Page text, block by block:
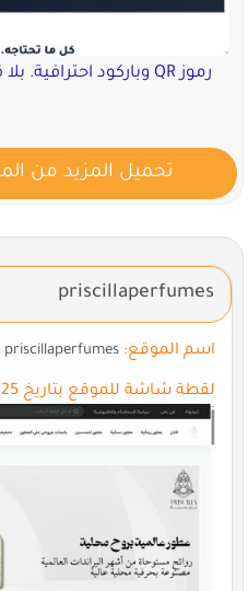
رموز QR وباركود احترافية. بلا قيود. بلا انتهاء صلاحية. للأبد.
تحميل المزيد من
priscillaperfumes
اسم الموقع:priscillaperfumes
لقطة شاشة للموقع بتاريخ 12/10/2025